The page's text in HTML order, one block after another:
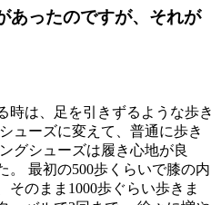
あったのですが、それが
時は、足を引きずるような歩き
ューズに変えて、普通に歩き
グシューズは履き心地が良
。 最初の500歩くらいで膝の内
のまま1000歩ぐらい歩きま